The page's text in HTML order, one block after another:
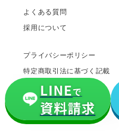
LINEで
資料請求
よくある質問
採用について
プライバシーポリシー
特定商取引法に基づく記載
運営会社
Copyright (C) HANAGATA Inc.